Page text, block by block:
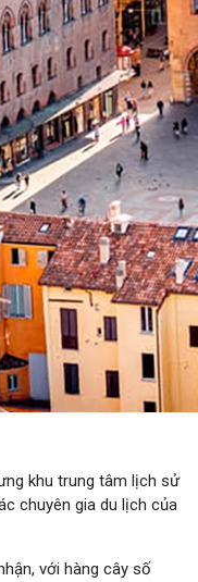
khu trung tâm lịch sử
chuyên gia du lịch của
với hàng cây số